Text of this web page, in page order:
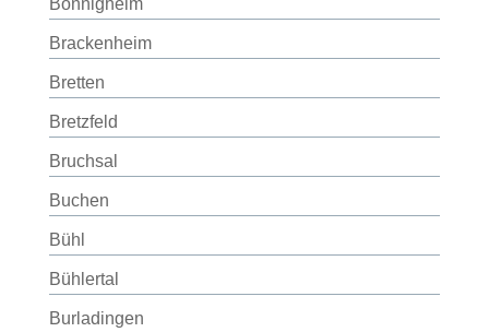
Bönnigheim
Brackenheim
Bretten
Bretzfeld
Bruchsal
Buchen
Bühl
Bühlertal
Burladingen